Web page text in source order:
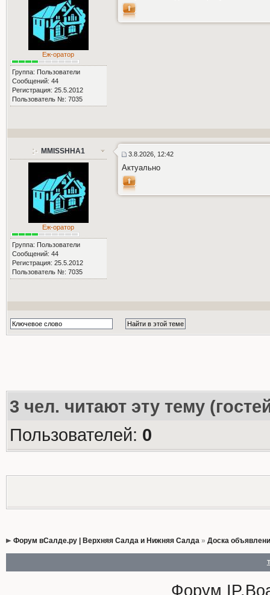
Еж-оратор
Группа: Пользователи
Сообщений: 44
Регистрация: 25.5.2012
Пользователь №: 7035
MMISSHHA1
Еж-оратор
Группа: Пользователи
Сообщений: 44
Регистрация: 25.5.2012
Пользователь №: 7035
3.8.2026, 12:42
Актуально
3 чел. читают эту тему
Пользователей: 0
Форум вСалде.ру | Верхняя Салда и Нижняя Салда» Доска
Форум